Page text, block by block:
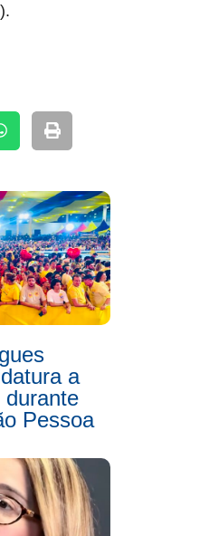
a
durante
Pessoa